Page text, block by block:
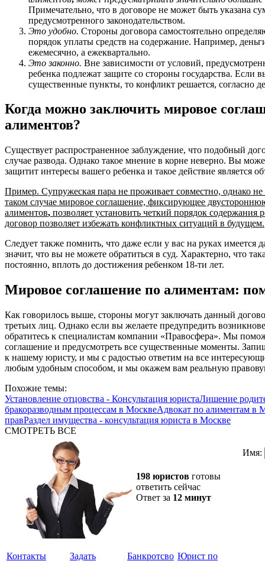
Примечательно, что в договоре не может быть указана
предусмотренного законодательством.
Это удобно. Стороны договора самостоятельно
порядок уплаты средств на содержание. Например,
ежемесячно, а ежеквартально.
Это законно. Вне зависимости от условий,
ребенка подлежат защите со стороны государства. Если
существенные пункты, то конфликт решается, согласно
Когда можно заключить мировое
алиментов?
Существует распространенное заблуждение, что подобный
случае развода. Однако такое мнение в корне неверно. Вы
защитит интересы вашего ребенка и такое действие является
Пример. Супружеская пара не проживает совместно, однако
таком случае мировое соглашение, фиксирующее
алиментов, позволяет установить четкий порядок содержания
договор позволяет избежать конфликтных ситуаций в будущем.
Следует также помнить, что даже если у вас на руках имеется
значит, что вы не можете обратиться в суд. Характерно, что
постоянно, вплоть до достижения ребенком 18-ти лет.
Мировое соглашение по алиментам:
Как говорилось выше, стороны могут заключать данный
третьих лиц. Однако если вы желаете предупредить
обратитесь к специалистам компании «Правосфера». Мы
соглашение и предусмотреть все существенные моменты.
к нашему юристу, и мы с радостью ответим на все
любым удобным способом, и мы окажем вам реальную
Похожие темы:
Установление отцовства - Консультация юристаЛишение
бракоразводным процессам в МосквеАдвокат по алиментам в
правРаздел имущества - консультация юриста в Москве
СМОТРЕТЬ ВСЕ
198 юристов готовы
ответить сейчас
Ответ за 12 минут
Имя:
Контакты Задать Банкротсво Юрист по